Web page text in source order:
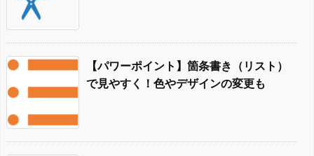
【パワーポイント】箇条書き（リスト）
で見やすく！色やデザインの変更も